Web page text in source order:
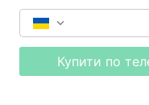
Купити по